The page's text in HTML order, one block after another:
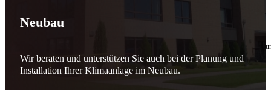
10. Februar 2026
für Sicherheit, Vertrauen
Effizient arbeiten. Ressourcen schonen. Zukunft sichern.
Nicht als Pflicht, sondern aus Überzeugung.
Neubau
Wir beraten und unterstützen Sie auch bei der Planung und
Installation Ihrer Klimaanlage im Neubau.